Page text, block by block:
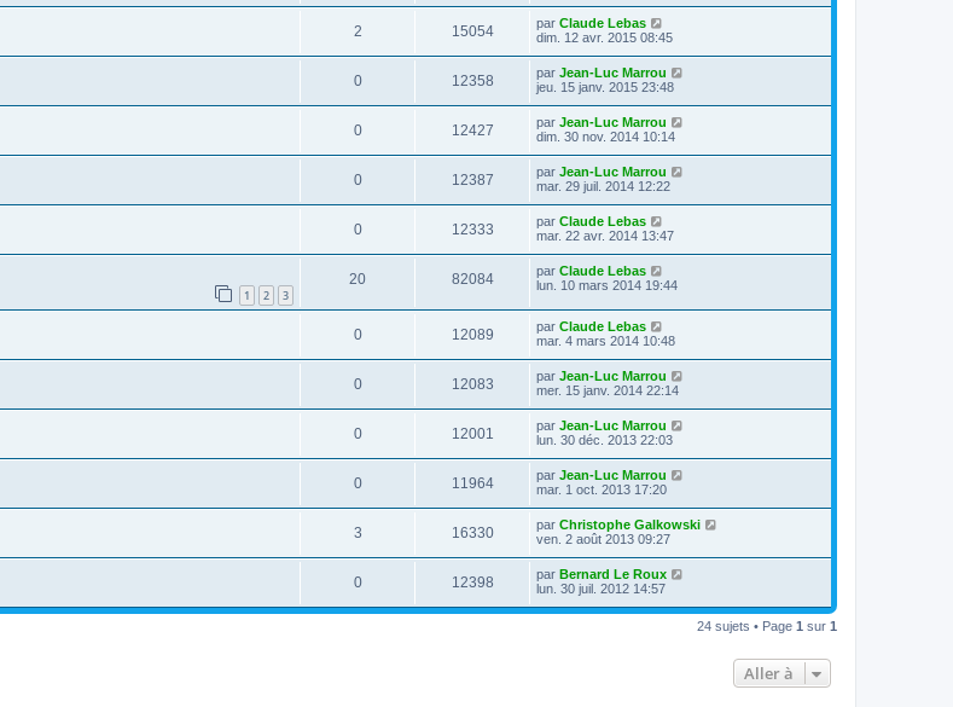
2 15054 par Claude Lebas
dim. 12 avr. 2015 08:45
0 12358 par Jean-Luc Marrou
jeu. 15 janv. 2015 23:48
0 12427 par Jean-Luc Marrou
dim. 30 nov. 2014 10:14
0 12387 par Jean-Luc Marrou
mar. 29 juil. 2014 12:22
0 12333 par Claude Lebas
mar. 22 avr. 2014 13:47
1 2 3
20 82084 par Claude Lebas
lun. 10 mars 2014 19:44
0 12089 par Claude Lebas
mar. 4 mars 2014 10:48
0 12083 par Jean-Luc Marrou
mer. 15 janv. 2014 22:14
0 12001 par Jean-Luc Marrou
lun. 30 déc. 2013 22:03
0 11964 par Jean-Luc Marrou
mar. 1 oct. 2013 17:20
3 16330 par Christophe Galkowski
ven. 2 août 2013 09:27
0 12398 par Bernard Le Roux
lun. 30 juil. 2012 14:57
24 sujets • Page 1 sur 1
Aller à